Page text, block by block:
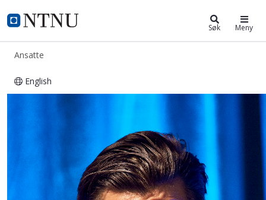
NTNU Hjemmeside
ntnu.no Søk Meny
Ansatte
English
Sindre Hoff Petersen